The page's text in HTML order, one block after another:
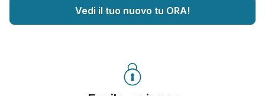
Vedi il tuo nuovo tu ORA!